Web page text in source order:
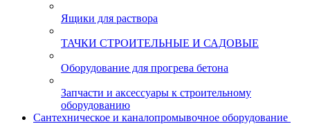
Ящики для раствора
ТАЧКИ СТРОИТЕЛЬНЫЕ И САДОВЫЕ
Оборудование для прогрева бетона
Запчасти и аксессуары к строительному
оборудованию
Сантехническое и каналопромывочное оборудование